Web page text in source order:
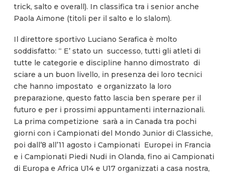
trick, salto e overall). In classifica tra i senior anche
Paola Aimone (titoli per il salto e lo slalom).
Il direttore sportivo Luciano Serafica è molto
soddisfatto: “ E’ stato un successo, tutti gli atleti di
tutte le categorie e discipline hanno dimostrato di
sciare a un buon livello, in presenza dei loro tecnici
che hanno impostato e organizzato la loro
preparazione, questo fatto lascia ben sperare per il
futuro e per i prossimi appuntamenti internazionali.
La prima competizione sarà a in Canada tra pochi
giorni con i Campionati del Mondo Junior di Classiche,
poi dall’8 all’11 agosto i Campionati Europei in Francia
e i Campionati Piedi Nudi in Olanda, fino ai Campionati
di Europa e Africa U14 e U17 organizzati a casa nostra,